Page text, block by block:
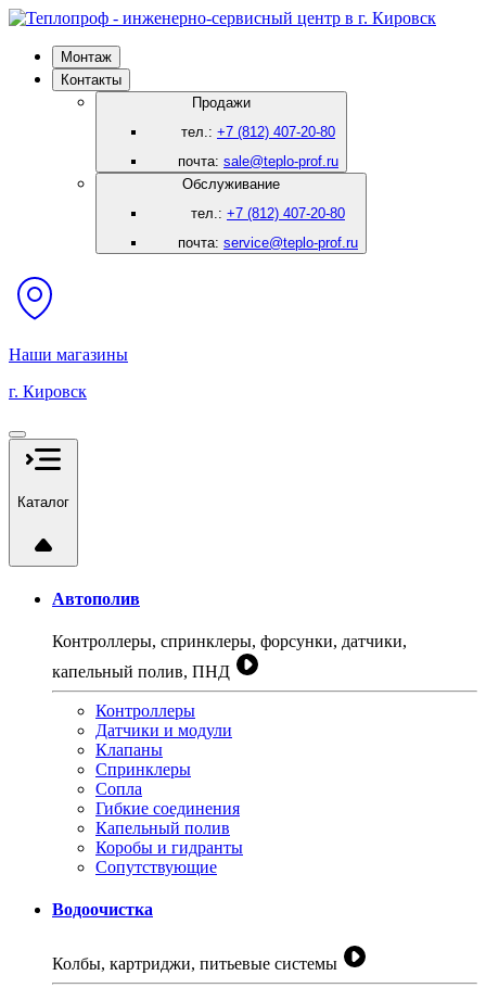
Монтаж
Контакты
Продажи
тел.: +7 (812) 407-20-80
почта: sale@teplo-prof.ru
Обслуживание
тел.: +7 (812) 407-20-80
почта: service@teplo-prof.ru
Наши магазины
г. Кировск
Каталог
Автополив
Контроллеры, спринклеры, форсунки, датчики,
капельный полив, ПНД
Контроллеры
Датчики и модули
Клапаны
Спринклеры
Сопла
Гибкие соединения
Капельный полив
Коробы и гидранты
Сопутствующие
Водоочистка
Колбы, картриджи, питьевые системы